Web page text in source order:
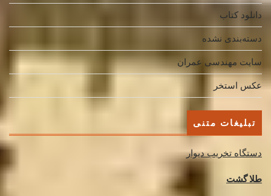
دانلود کتاب
دسته‌بندی نشده
سایت مهندسی عمران
عکس استخر
تبلیغات متنی
دستگاه تخریب دیوار
طلا گشت